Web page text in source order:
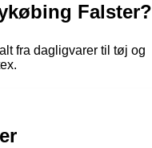
Falster?
fra dagligvarer til tøj og